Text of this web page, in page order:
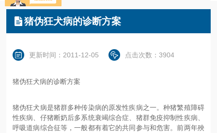
猪伪狂犬病的诊断方案
更新时间：2011-12-05 点击次数：3904
猪伪狂犬病的诊断方案
猪伪狂犬病是猪群多种传染病的原发性疾病之一。种猪繁殖障碍
性疾病、仔猪断奶后多系统衰竭综合症、猪群免疫抑制性疾病、
呼吸道病综合征等，一般都有着它的共同参与和危害。前两年殃